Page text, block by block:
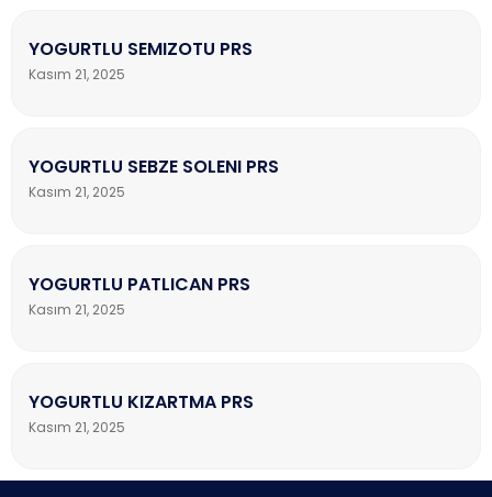
YOGURTLU SEMIZOTU PRS
Kasım 21, 2025
YOGURTLU SEBZE SOLENI PRS
Kasım 21, 2025
YOGURTLU PATLICAN PRS
Kasım 21, 2025
YOGURTLU KIZARTMA PRS
Kasım 21, 2025